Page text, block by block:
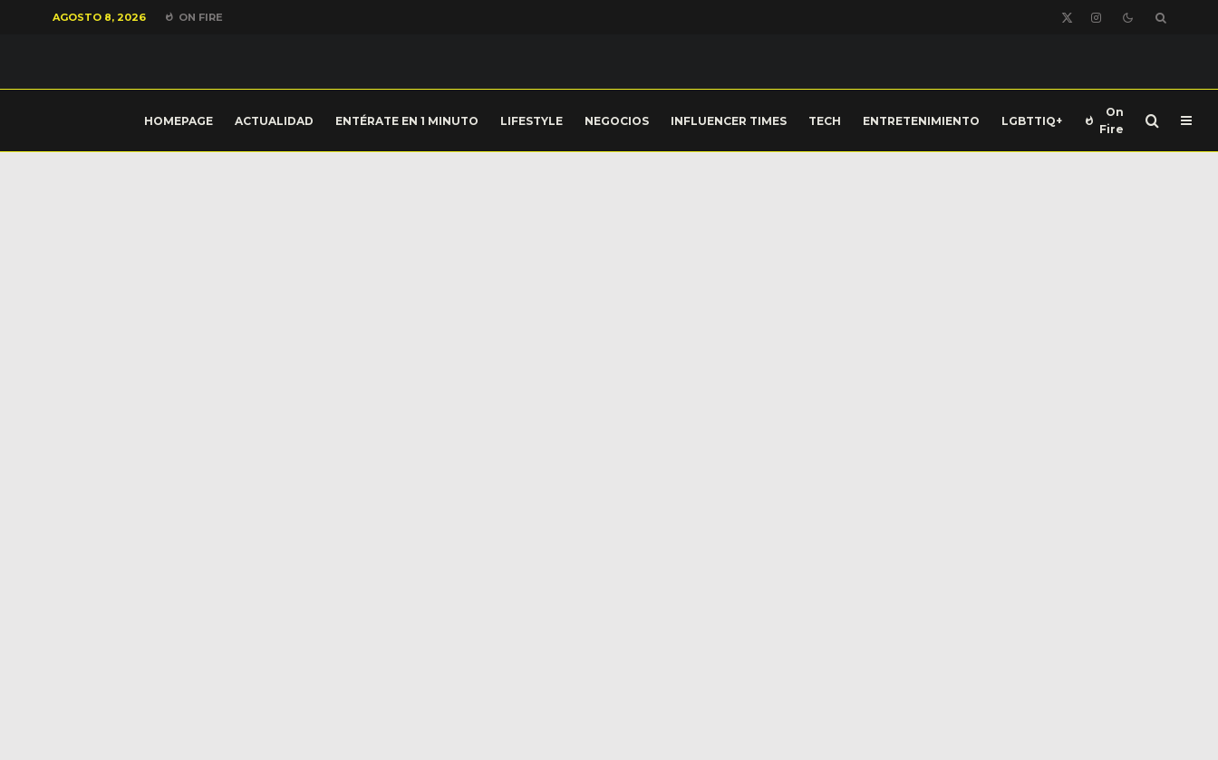
AGOSTO 8, 2026 ON FIRE
HOMEPAGE ACTUALIDAD ENTÉRATE EN 1 MINUTO LIFESTYLE NEGOCIOS INFLUENCER TIMES TECH ENTRETENIMIENTO LGBTTIQ+
On
Fire